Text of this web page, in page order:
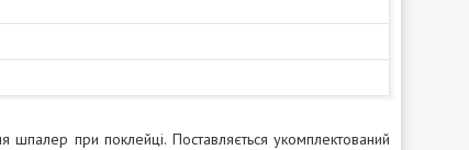
при поклейці. Поставляється укомплектований